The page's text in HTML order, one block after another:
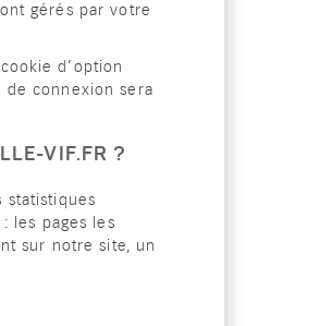
gérés par votre
d’option
de connexion sera
VIF.FR ?
statistiques
les pages les
sur notre site, un